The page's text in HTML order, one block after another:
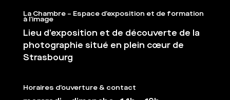
La Chambre – Espace d’exposition et de formation
à l’image
Lieu d’exposition et de découverte de la
photographie situé en plein cœur de
Strasbourg
Horaires d’ouverture & contact